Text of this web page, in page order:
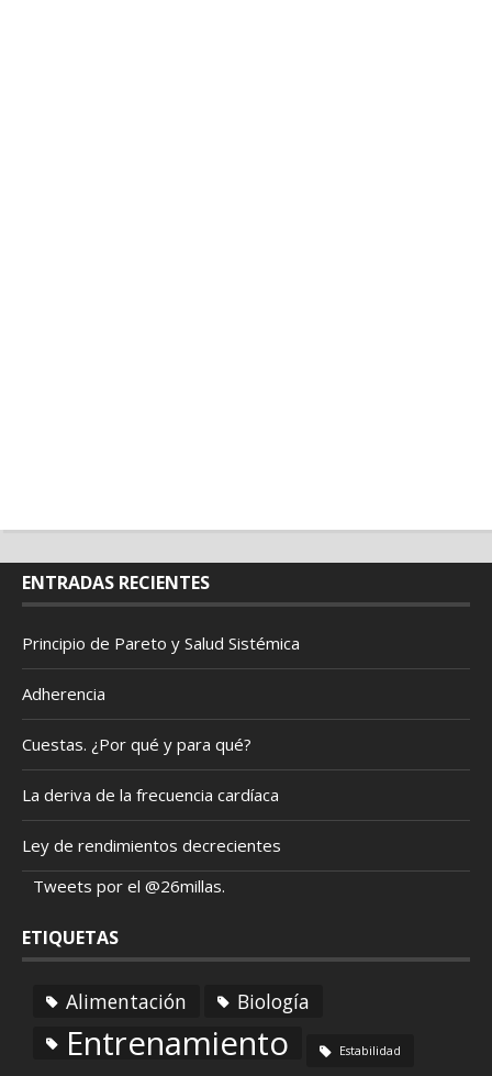
ENTRADAS RECIENTES
Principio de Pareto y Salud Sistémica
Adherencia
Cuestas. ¿Por qué y para qué?
La deriva de la frecuencia cardíaca
Ley de rendimientos decrecientes
Tweets por el @26millas.
ETIQUETAS
Alimentación Biología
Entrenamiento Estabilidad